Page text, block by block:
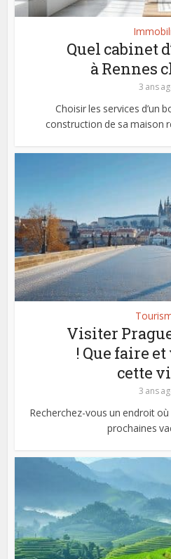
Quel cabinet
à Rennes
3 ans
Choisir les services d’un
construction de sa maison
Visiter
! Que faire
cette
3 ans
Recherchez-vous un endroit
prochaines